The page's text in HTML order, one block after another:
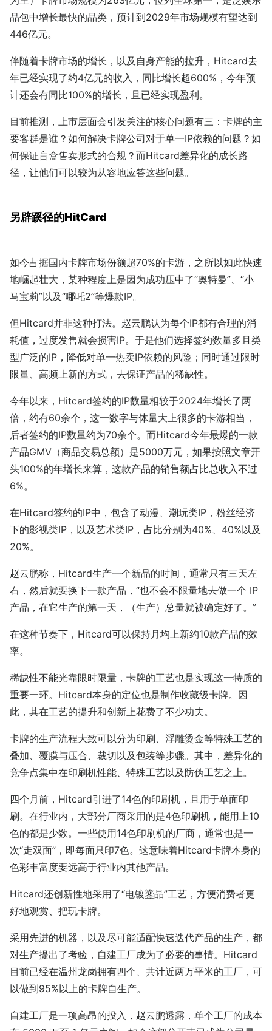
品包中增长最快的品类，预计到2029年市场规模有望达到
446亿元。
伴随着卡牌市场的增长，以及自身产能的拉升，Hitcard去
年已经实现了约4亿元的收入，同比增长超600%，今年预
计还会有同比100%的增长，且已经实现盈利。
目前推测，上市层面会引发关注的核心问题有三：卡牌的主
要客群是谁？如何解决卡牌公司对于单一IP依赖的问题？如
何保证盲盒售卖形式的合规？而Hitcard差异化的成长路
径，让他们可以较为从容地应答这些问题。
另辟蹊径的HitCard
如今占据国内卡牌市场份额超70%的卡游，之所以如此快速
地崛起壮大，某种程度上是因为成功压中了“奥特曼”、“小
马宝莉”以及“哪吒2”等爆款IP。
但Hitcard并非这种打法。赵云鹏认为每个IP都有合理的消
耗值，过度发售就会损害IP。于是他们选择签约数量多且 类
型广泛的IP， 降低对单一热卖IP依赖的风险；同时通过限时
限量、高频上新的方式，去保证产品的稀缺性。
今年以来，Hitcard签约的IP数量相较于2024年增长了两
倍，约有60余个，这一数字与体量大上很多的卡游相当，
后者签约的IP数量约为70余个。而Hitcard今年最爆的一款
产品GMV（商品交易总额）是5000万元，如果按照文章开
头100%的年增长来算，这款产品的销售额占比总收入不过
6%。
在Hitcard签约的IP中，包含了动漫、潮玩类IP，粉丝经济
下的影视类IP，以及艺术类IP，占比分别为40%、40%以及
20%。
赵云鹏称，Hitcard生产一个新品的时间，通常只有三天左
右，然后就要换下一款产品，“也不会不限量地去做一个 IP
产品，在它生产的第一天，（生产）总量就被确定好了。”
在这种节奏下，Hitcard可以保持月均上新约10款产品的效
率。
稀缺性不能光靠限时限量，卡牌的工艺也是实现这一特质的
重要一环。Hitcard本身的定位也是制作收藏级卡牌。因
此，其在工艺的提升和创新上花费了不少功夫。
卡牌的生产流程大致可以分为印刷、浮雕烫金等特殊工艺的
叠加、覆膜与压合、裁切以及包装等步骤。其中，差异化的
竞争点集中在印刷机性能、特殊工艺以及防伪工艺之上。
四个月前，Hitcard引进了14色的印刷机，且用于单面印
刷。在行业内，大部分厂商采用的是4色印刷机，能用上10
色的都是少数。一些使用14色印刷机的厂商，通常也是一
次“走双面”，即每面只印7色。这意味着Hitcard卡牌本身的
色彩丰富度要远高于行业内其他产品。
Hitcard还创新性地采用了“电镀鎏晶”工艺，方便消费者更
好地观赏、把玩卡牌。
采用先进的机器，以及尽可能适配快速迭代产品的生产，都
对生产提出了考验，自建工厂成为了必要的事情。Hitcard
目前已经在温州龙岗拥有四个、共计近两万平米的工厂，可
以做到95%以上的卡牌自生产。
自建工厂是一项高昂的投入，赵云鹏透露，单个工厂的成本